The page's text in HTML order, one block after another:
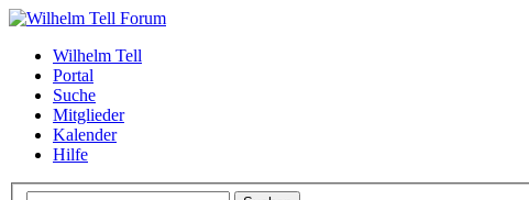
Wilhelm Tell
Portal
Suche
Mitglieder
Kalender
Hilfe